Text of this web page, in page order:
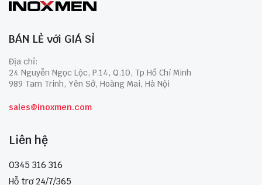
BÁN LẺ với GIÁ SỈ
Địa chỉ:
24 Nguyễn Ngọc Lộc, P.14, Q.10, Tp Hồ Chí Minh
989 Tam Trinh, Yên Sở, Hoàng Mai, Hà Nội
sales@inoxmen.com
Liên hệ
0345 316 316
Hỗ trợ 24/7/365